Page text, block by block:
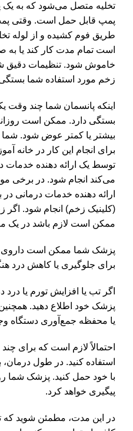
تخلیه متصل می‌شود که به یک
پمپ قابل حمل است. وقتی
طریق فوم کشیده و از لوله
است تمام مدت کار کند یا
خاموش شود. تنظیمات دقیق
زخم مورد استفاده شما بستگی
اینکه پانسمان شما چند
بستگی دارد. ممکن است
بیشتر یا کمتر عوض شود.
برای انجام این کار در خانه
توسط یک ارائه دهنده خدمات
می‌کند انجام شود. در برخی
ارائه دهنده خدمات درمانی
(کلینیک زخم) انجام شود. اگر
ممکن است لازم باشد در یک
پزشک شما ممکن است داروی
برای جلوگیری یا کاهش درد
اگر تب یا افزایش تورم یا درد
پزشک خود اطلاع دهید.
یا محفظه جمع‌آوری دستگاه
استفاده کنید. در طول
با خود حمل کنید. پزشک شما
پیگیری خواهد کرد.
در این مدت، مطمئن شوید که